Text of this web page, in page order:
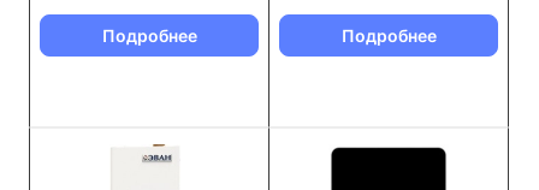
Подробнее Подробнее